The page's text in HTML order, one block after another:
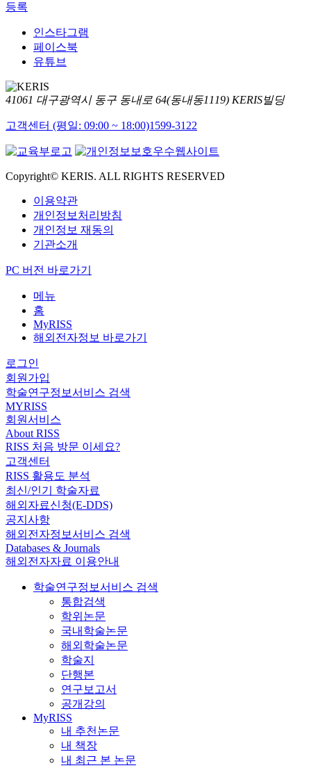
등록
인스타그램
페이스북
유튜브
41061 대구광역시 동구 동내로 64(동내동1119) KERIS빌딩
고객센터 (평일: 09:00 ~ 18:00)1599-3122
Copyright© KERIS. ALL RIGHTS RESERVED
이용약관
개인정보처리방침
개인정보 재동의
기관소개
PC 버전 바로가기
메뉴
홈
MyRISS
해외전자정보 바로가기
로그인
회원가입
학술연구정보서비스 검색
MYRISS
회원서비스
About RISS
RISS 처음 방문 이세요?
고객센터
RISS 활용도 분석
최신/인기 학술자료
해외자료신청(E-DDS)
공지사항
해외전자정보서비스 검색
Databases & Journals
해외전자자료 이용안내
학술연구정보서비스 검색
통합검색
학위논문
국내학술논문
해외학술논문
학술지
단행본
연구보고서
공개강의
MyRISS
내 추천논문
내 책장
내 최근 본 논문